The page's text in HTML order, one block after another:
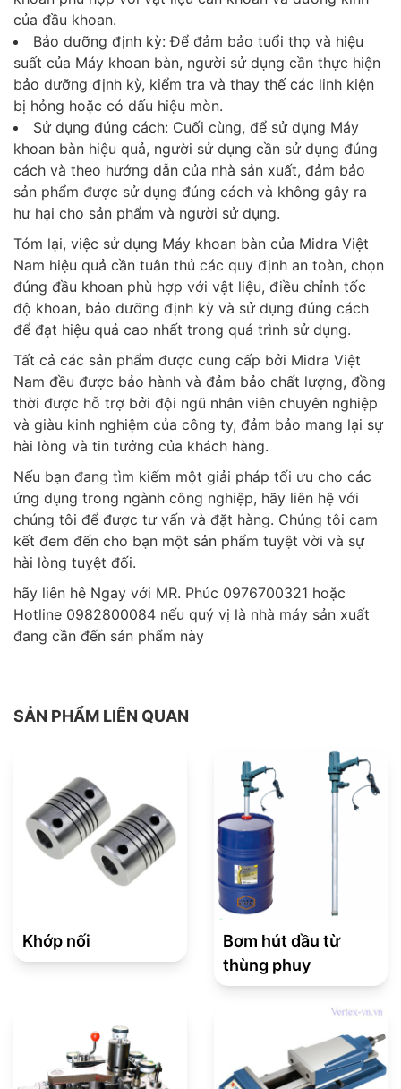
của đầu khoan.
Bảo dưỡng định kỳ: Để đảm bảo tuổi thọ và hiệu
suất của Máy khoan bàn, người sử dụng cần thực hiện
bảo dưỡng định kỳ, kiểm tra và thay thế các linh kiện
bị hỏng hoặc có dấu hiệu mòn.
Sử dụng đúng cách: Cuối cùng, để sử dụng Máy
khoan bàn hiệu quả, người sử dụng cần sử dụng đúng
cách và theo hướng dẫn của nhà sản xuất, đảm bảo
sản phẩm được sử dụng đúng cách và không gây ra
hư hại cho sản phẩm và người sử dụng.
Tóm lại, việc sử dụng Máy khoan bàn của Midra Việt
Nam hiệu quả cần tuân thủ các quy định an toàn, chọn
đúng đầu khoan phù hợp với vật liệu, điều chỉnh tốc
độ khoan, bảo dưỡng định kỳ và sử dụng đúng cách
để đạt hiệu quả cao nhất trong quá trình sử dụng.
Tất cả các sản phẩm được cung cấp bởi Midra Việt
Nam đều được bảo hành và đảm bảo chất lượng, đồng
thời được hỗ trợ bởi đội ngũ nhân viên chuyên nghiệp
và giàu kinh nghiệm của công ty, đảm bảo mang lại sự
hài lòng và tin tưởng của khách hàng.
Nếu bạn đang tìm kiếm một giải pháp tối ưu cho các
ứng dụng trong ngành công nghiệp, hãy liên hệ với
chúng tôi để được tư vấn và đặt hàng. Chúng tôi cam
kết đem đến cho bạn một sản phẩm tuyệt vời và sự
hài lòng tuyệt đối.
hãy liên hê Ngay với MR. Phúc 0976700321 hoặc
Hotline 0982800084 nếu quý vị là nhà máy sản xuất
đang cần đến sản phẩm này
SẢN PHẨM LIÊN QUAN
Khớp nối
Bơm hút dầu từ
thùng phuy